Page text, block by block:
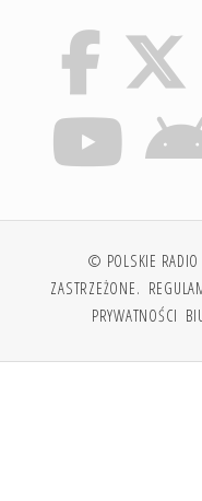
© POLSKIE RADIO
ZASTRZEŻONE.
PRYWATNOŚCI